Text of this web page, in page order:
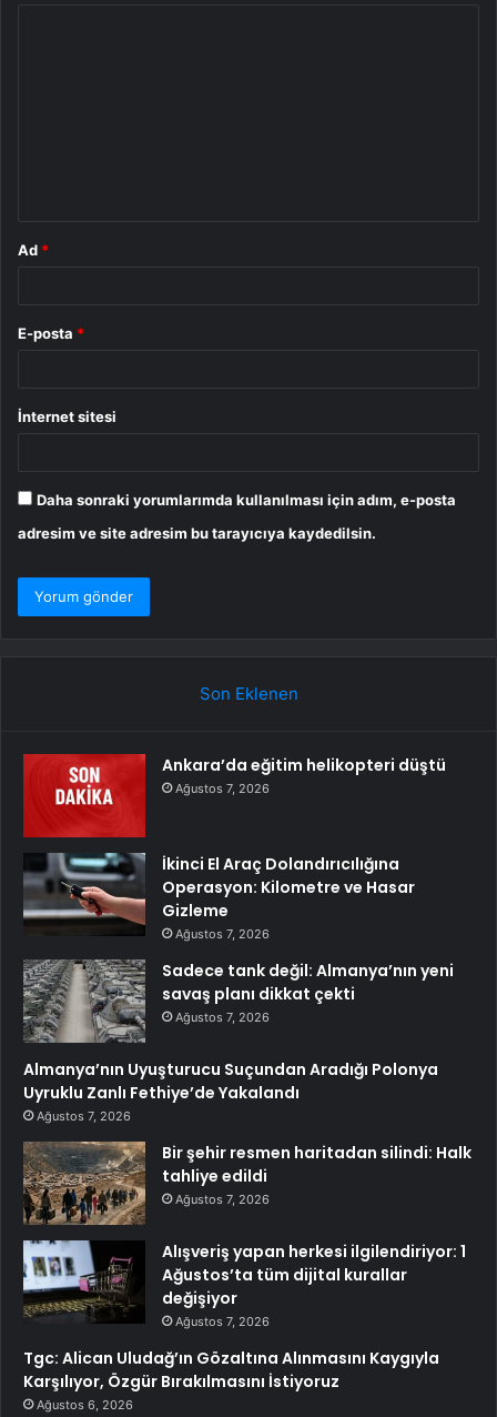
Ad *
E-posta *
İnternet sitesi
Daha sonraki yorumlarımda kullanılması için adım, e-posta
adresim ve site adresim bu tarayıcıya kaydedilsin.
Son Eklenen
Ankara’da eğitim helikopteri düştü
Ağustos 7, 2026
İkinci El Araç Dolandırıcılığına
Operasyon: Kilometre ve Hasar
Gizleme
Ağustos 7, 2026
Sadece tank değil: Almanya’nın yeni
savaş planı dikkat çekti
Ağustos 7, 2026
Almanya’nın Uyuşturucu Suçundan Aradığı Polonya
Uyruklu Zanlı Fethiye’de Yakalandı
Ağustos 7, 2026
Bir şehir resmen haritadan silindi: Halk
tahliye edildi
Ağustos 7, 2026
Alışveriş yapan herkesi ilgilendiriyor: 1
Ağustos’ta tüm dijital kurallar
değişiyor
Ağustos 7, 2026
Tgc: Alican Uludağ’ın Gözaltına Alınmasını Kaygıyla
Karşılıyor, Özgür Bırakılmasını İstiyoruz
Ağustos 6, 2026